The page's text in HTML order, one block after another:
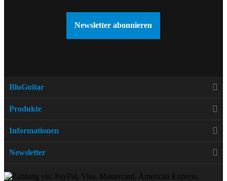
Newsletter abonnieren
BluGuitar
Produkte
Informationen
Newsletter